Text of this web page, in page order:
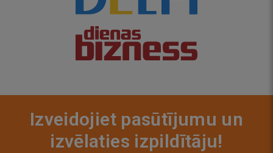
Izveidojiet pasūtījumu un
izvēlaties izpildītāju!